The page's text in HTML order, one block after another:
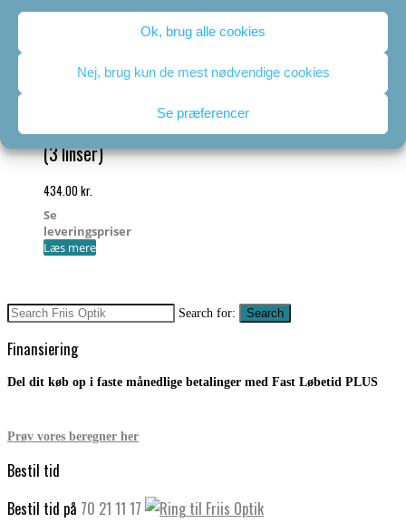
Ok, brug alle cookies
Nej, brug kun de mest nødvendige cookies
Se præferencer
Clariti Toric
(3 linser)
434.00kr.
Se
leveringspriser
Læs mere
Search for: Search
Finansiering
Del dit køb op i faste månedlige betalinger med Fast Løbetid PLUS
Prøv vores beregner her
Bestil tid
Bestil tid på 70 21 11 17